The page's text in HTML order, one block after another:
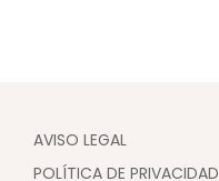
AVISO LEGAL
POLÍTICA DE PRIVACIDAD